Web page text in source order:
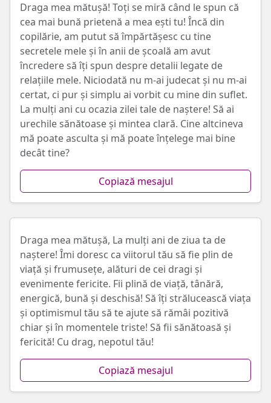
Draga mea mătușă! Toți se miră când le spun că
cea mai bună prietenă a mea ești tu! Încă din
copilărie, am putut să împărtășesc cu tine
secretele mele și în anii de școală am avut
încredere să îți spun despre detalii legate de
relațiile mele. Niciodată nu m-ai judecat și nu m-ai
certat, ci pur și simplu ai vorbit cu mine din suflet.
La mulți ani cu ocazia zilei tale de naștere! Să ai
urechile sănătoase și mintea clară. Cine altcineva
mă poate asculta și mă poate înțelege mai bine
decât tine?
Copiază mesajul
Draga mea mătușă, La mulți ani de ziua ta de
naștere! Îmi doresc ca viitorul tău să fie plin de
viață și frumusețe, alături de cei dragi și
evenimente fericite. Fii plină de viață, tânără,
energică, bună și deschisă! Să îți strălucească viața
și optimismul tău să te ajute să rămâi pozitivă
chiar și în momentele triste! Să fii sănătoasă și
fericită! Cu drag, nepotul tău!
Copiază mesajul